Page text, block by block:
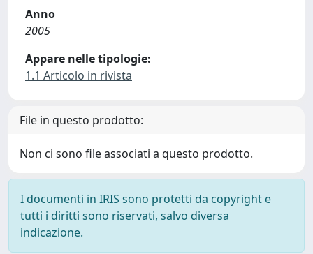
Anno
2005
Appare nelle tipologie:
1.1 Articolo in rivista
File in questo prodotto:
Non ci sono file associati a questo prodotto.
I documenti in IRIS sono protetti da copyright e
tutti i diritti sono riservati, salvo diversa
indicazione.